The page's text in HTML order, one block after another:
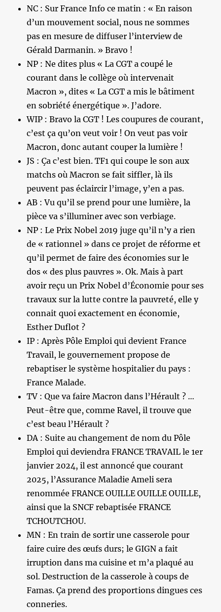
NC : Sur France Info ce matin : « En raison
d’un mouvement social, nous ne sommes
pas en mesure de diffuser l’interview de
Gérald Darmanin. » Bravo !
NP : Ne dites plus « La CGT a coupé le
courant dans le collège où intervenait
Macron », dites « La CGT a mis le bâtiment
en sobriété énergétique ». J’adore.
WIP : Bravo la CGT ! Les coupures de courant,
c’est ça qu’on veut voir ! On veut pas voir
Macron, donc autant couper la lumière !
JS : Ça c’est bien. TF1 qui coupe le son aux
matchs où Macron se fait siffler, là ils
peuvent pas éclaircir l’image, y’en a pas.
AB : Vu qu’il se prend pour une lumière, la
pièce va s’illuminer avec son verbiage.
NP : Le Prix Nobel 2019 juge qu’il n’y a rien
de « rationnel » dans ce projet de réforme et
qu’il permet de faire des économies sur le
dos « des plus pauvres ». Ok. Mais à part
avoir reçu un Prix Nobel d’Économie pour ses
travaux sur la lutte contre la pauvreté, elle y
connait quoi exactement en économie,
Esther Duflot ?
IP : Après Pôle Emploi qui devient France
Travail, le gouvernement propose de
rebaptiser le système hospitalier du pays :
France Malade.
TV : Que va faire Macron dans l’Hérault ? …
Peut-être que, comme Ravel, il trouve que
c’est beau l’Hérault ?
DA : Suite au changement de nom du Pôle
Emploi qui deviendra FRANCE TRAVAIL le 1er
janvier 2024, il est annoncé que courant
2025, l’Assurance Maladie Ameli sera
renommée FRANCE OUILLE OUILLE OUILLE,
ainsi que la SNCF rebaptisée FRANCE
TCHOUTCHOU.
MN : En train de sortir une casserole pour
faire cuire des œufs durs; le GIGN a fait
irruption dans ma cuisine et m’a plaqué au
sol. Destruction de la casserole à coups de
Famas. Ça prend des proportions dingues ces
conneries.